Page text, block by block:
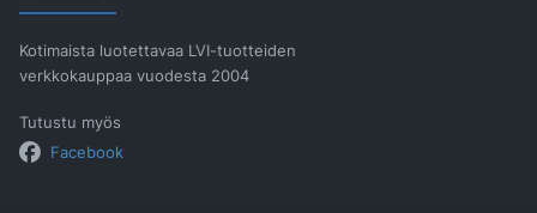
Kotimaista luotettavaa LVI-tuotteiden
verkkokauppaa vuodesta 2004
Tutustu myös
Facebook